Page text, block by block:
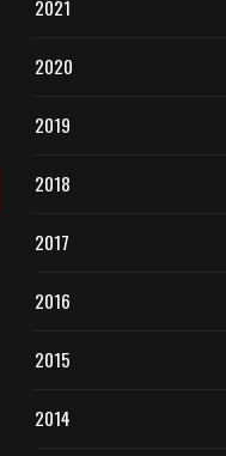
2021
2020
2019
2018
2017
2016
2015
2014